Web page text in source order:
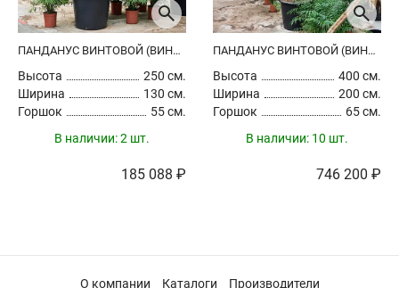
ПАНДАНУС ВИНТОВОЙ (ВИНТОВАЯ ПАЛЬМА)
Высота
250 см.
Ширина
130 см.
Горшок
55 см.
В наличии:2 шт.
185 088 ₽
ПАНДАНУС ВИНТОВОЙ (ВИНТОВАЯ ПАЛЬМА)
Высота
400 см.
Ширина
200 см.
Горшок
65 см.
В наличии: 10 шт.
746 200 ₽
О компании Каталоги Производители